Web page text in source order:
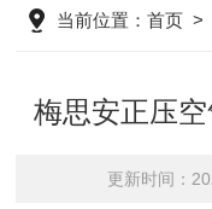
当前位置：首页
梅思安正压
更新时间：